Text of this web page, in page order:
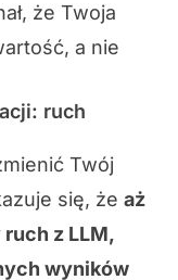
że Twoja
a nie
ruch
Twój
się, że aż
z LLM,
wyników